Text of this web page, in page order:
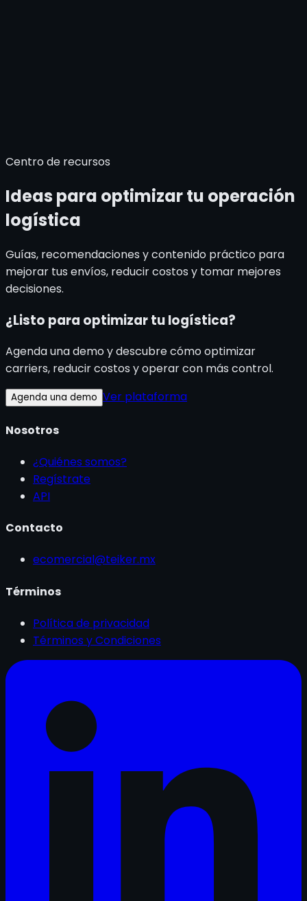
Centro de recursos
Ideas para optimizar tu operación
logística
Guías, recomendaciones y contenido práctico para
mejorar tus envíos, reducir costos y tomar mejores
decisiones.
¿Listo para optimizar tu logística?
Agenda una demo y descubre cómo optimizar
carriers, reducir costos y operar con más control.
Agenda una demo Ver plataforma
Nosotros
¿Quiénes somos?
Regístrate
API
Contacto
ecomercial@teiker.mx
Términos
Política de privacidad
Términos y Condiciones